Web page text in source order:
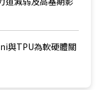
與TPU為軟硬體關